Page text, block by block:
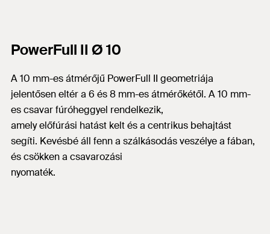
PowerFull II Ø 10
A 10 mm-es átmérőjű PowerFull II geometriája
jelentősen eltér a 6 és 8 mm-es átmérőkétől. A 10 mm-
es csavar fúróheggyel rendelkezik,
amely előfúrási hatást kelt és a centrikus behajtást
segíti. Kevésbé áll fenn a szálkásodás veszélye a fában,
és csökken a csavarozási
nyomaték.